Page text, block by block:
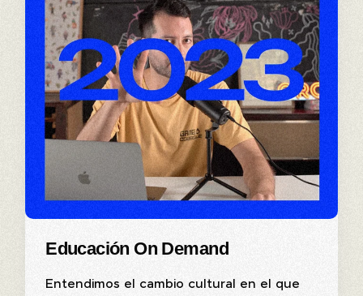
Educación On Demand
Entendimos el cambio cultural en el que